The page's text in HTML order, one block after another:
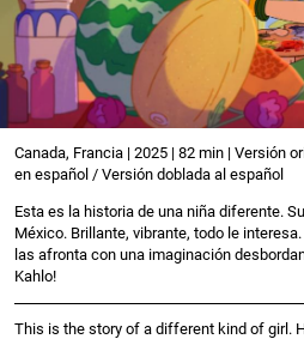
Canada, Francia | 2025 | 82 min | Versión
en español / Versión doblada al español
Esta es la historia de una niña diferente.
México. Brillante, vibrante, todo le
las afronta con una imaginación
Kahlo!
This is the story of a different kind of girl.